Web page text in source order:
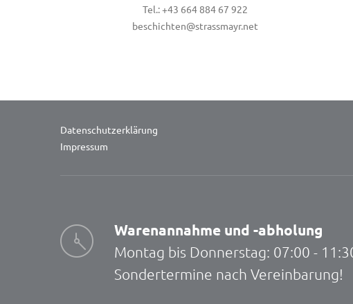
Tel.: +43 664 884 67 922
beschichten@strassmayr.net
Datenschutzerklärung
Impressum
Warenannahme und -abholung
Montag bis Donnerstag: 07:00 -
Sondertermine nach Vereinbarung!